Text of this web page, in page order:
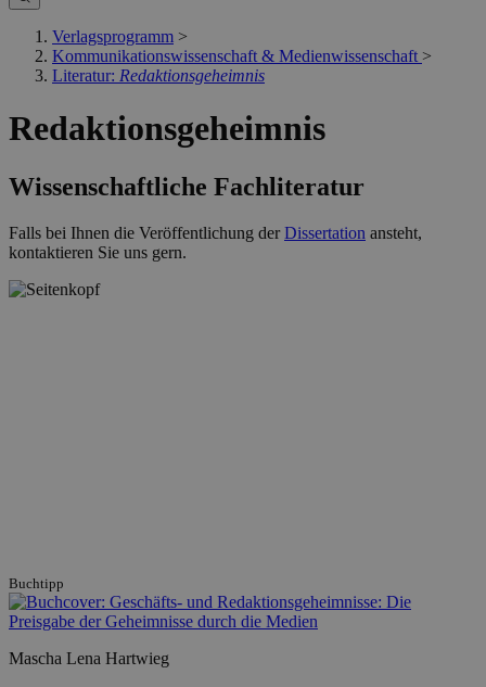
Verlagsprogramm >
Kommunikationswissenschaft & Medienwissenschaft >
Literatur: Redaktionsgeheimnis
Redaktionsgeheimnis
Wissenschaftliche Fachliteratur
Falls bei Ihnen die Veröffentlichung derDissertation ansteht,
kontaktieren Sie uns gern.
Buchtipp
Mascha Lena Hartwieg